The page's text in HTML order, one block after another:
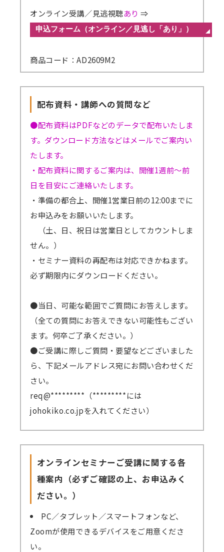
オンライン受講／見逃視聴あり ⇒
商品コード：AD2609M2
配布資料・講師への質問など
●配布資料はPDFなどのデータで配布いたしま
す。ダウンロード方法などはメールでご案内い
たします。
・配布資料に関するご案内は、開催1週前～前
日を目安にご連絡いたします。
・準備の都合上、開催1営業日前の12:00までに
お申込みをお願いいたします。
（土、日、祝日は営業日としてカウントしま
せん。）
・セミナー資料の再配布は対応できかねます。
必ず期限内にダウンロードください。
●当日、可能な範囲でご質問にお答えします。
（全ての質問にお答えできない可能性もござい
ます。何卒ご了承ください。）
●ご受講に際しご質問・要望などございました
ら、下記メールアドレス宛にお問い合わせくだ
さい。
req@*********（*********には
johokiko.co.jpを入れてください）
オンラインセミナーご受講に関する各
種案内（必ずご確認の上、お申込みく
ださい。）
PC／タブレット／スマートフォンなど、
Zoomが使用できるデバイスをご用意くださ
い。